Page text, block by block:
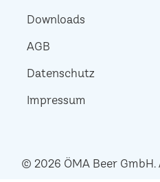
Downloads
AGB
Datenschutz
Impressum
© 2026 ÖMA Beer